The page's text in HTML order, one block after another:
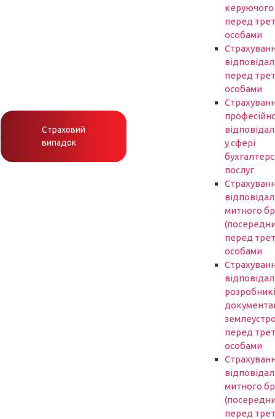
Страховий
випадок
керуючого
перед
особами
перед
особами
у сфері
послуг
митного
перед
особами
перед
особами
митного
перед